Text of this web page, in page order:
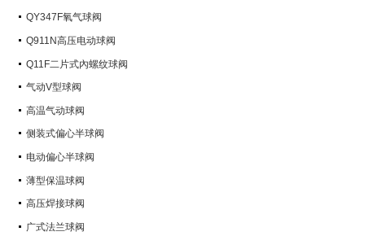
QY347F氧气球阀
Q911N高压电动球阀
Q11F二片式內螺纹球阀
气动V型球阀
高温气动球阀
侧装式偏心半球阀
电动偏心半球阀
薄型保温球阀
高压焊接球阀
广式法兰球阀